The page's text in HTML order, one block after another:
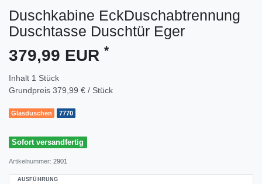
Duschkabine EckDuschabtrennung
Duschtasse Duschtür Eger
379,99 EUR *
Inhalt 1 Stück
Grundpreis 379,99 € / Stück
Glasduschen 7770
Sofort versandfertig
Artikelnummer: 2901
AUSFÜHRUNG